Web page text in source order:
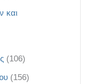
και
(106)
(156)